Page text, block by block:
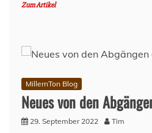
Zum Artikel
MillernTon Blog
Neues von den
29. September 2022 Tim